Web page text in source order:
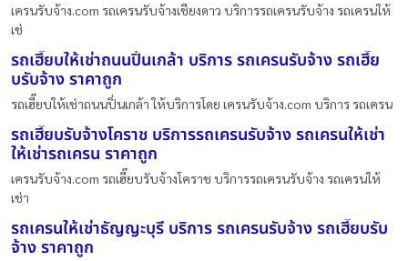
เครนรับจ้าง.com รถเครนรับจ้างเชียงดาว บริการรถเครนรับจ้าง รถเครนให้
เช่
รถเฮี๊ยบให้เช่าถนนปิ่นเกล้า บริการ รถเครนรับจ้าง รถเฮี๊ย
บรับจ้าง ราคาถูก
รถเฮี๊ยบให้เช่าถนนปิ่นเกล้า ให้บริการโดย เครนรับจ้าง.com บริการ รถเครน
รถเฮี๊ยบรับจ้างโคราช บริการรถเครนรับจ้าง รถเครนให้เช่า
ให้เช่ารถเครน ราคาถูก
เครนรับจ้าง.com รถเฮี๊ยบรับจ้างโคราช บริการรถเครนรับจ้าง รถเครนให้
เช่า
รถเครนให้เช่าธัญญะบุรี บริการ รถเครนรับจ้าง รถเฮี๊ยบรับ
จ้าง ราคาถูก